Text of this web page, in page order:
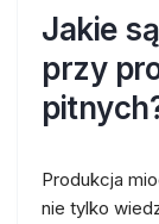
Jakie
przy
Produkcja
nie tylko